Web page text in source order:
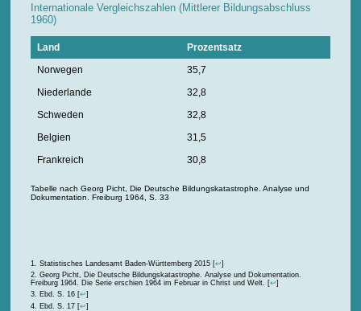
Internationale Vergleichszahlen (Mittlerer Bildungsabschluss
1960)
Land Prozentsatz
Norwegen 35,7
Niederlande 32,8
Schweden 32,8
Belgien 31,5
Frankreich 30,8
Tabelle nach Georg Picht, Die Deutsche Bildungskatastrophe. Analyse und
Dokumentation. Freiburg 1964, S. 33
Statistisches Landesamt Baden-Württemberg 2015[↩]
Georg Picht, Die Deutsche Bildungskatastrophe. Analyse und Dokumentation.
Freiburg 1964. Die Serie erschien 1964 im Februar in Christ und Welt. [↩]
Ebd. S. 16[↩]
Ebd. S. 17[↩]